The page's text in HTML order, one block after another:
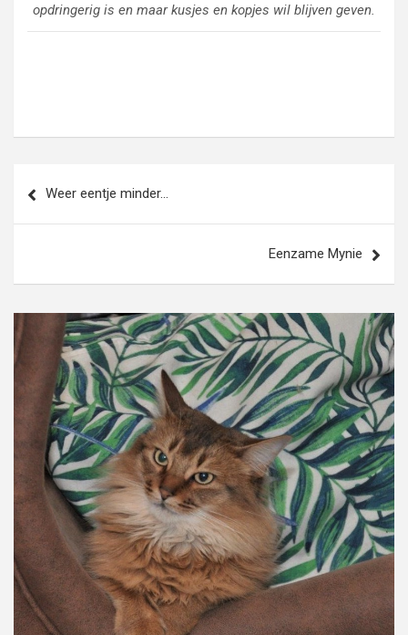
opdringerig is en maar kusjes en kopjes wil blijven geven.
navigatie
Weer eentje minder…
Eenzame Mynie